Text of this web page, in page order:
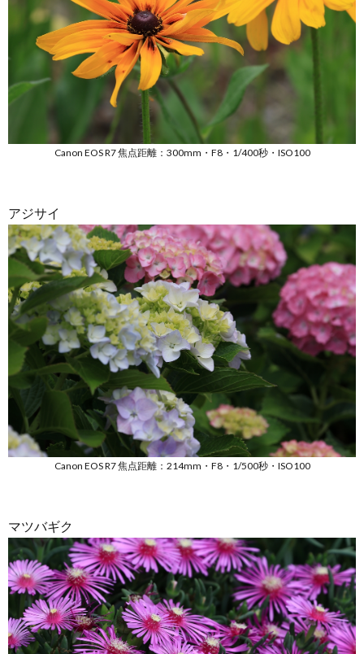
Canon EOS R7 焦点距離：300mm・F8・1/400秒・ISO100
アジサイ
Canon EOS R7 焦点距離：214mm・F8・1/500秒・ISO100
マツバギク